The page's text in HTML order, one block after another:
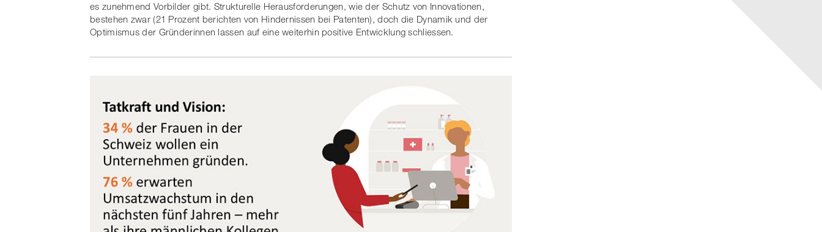
es zunehmend Vorbilder gibt. Strukturelle Herausforderungen, wie der Schutz von Innovationen,
bestehen zwar (21 Prozent berichten von Hindernissen bei Patenten), doch die Dynamik und der
Optimismus der Gründerinnen lassen auf eine weiterhin positive Entwicklung schliessen.